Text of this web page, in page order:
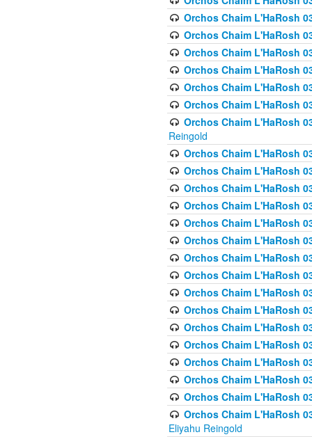
Orchos Chaim L'HaRosh
Orchos Chaim L'HaRosh
Orchos Chaim L'HaRosh
Orchos Chaim L'HaRosh
Orchos Chaim L'HaRosh
Orchos Chaim L'HaRosh
Orchos Chaim L'HaRosh
Reingold
Orchos Chaim L'HaRosh
Orchos Chaim L'HaRosh
Orchos Chaim L'HaRosh
Orchos Chaim L'HaRosh
Orchos Chaim L'HaRosh
Orchos Chaim L'HaRosh
Orchos Chaim L'HaRosh
Orchos Chaim L'HaRosh
Orchos Chaim L'HaRosh
Orchos Chaim L'HaRosh
Orchos Chaim L'HaRosh
Orchos Chaim L'HaRosh
Orchos Chaim L'HaRosh
Orchos Chaim L'HaRosh
Orchos Chaim L'HaRosh
Orchos Chaim L'HaRosh
Eliyahu Reingold